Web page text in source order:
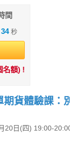
有紀律的方法，看懂市
搭配四大法寶的完整運
法。按照紀律操作，投
最小化。交易商品舉凡
…，只要看懂K線圖，
資全世界，抓緊趨勢賺
4.強棒旺旺來(APP/PC)
下載 >>https://
間
33秒
名額) !
20日(四) 19:00-